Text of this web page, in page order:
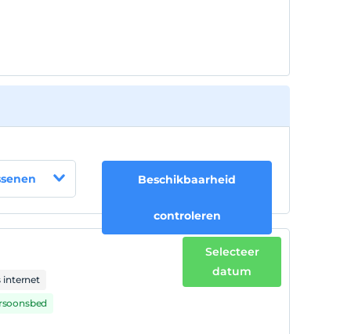
Beschikbaarheid
controleren
internet
Selecteer
datum